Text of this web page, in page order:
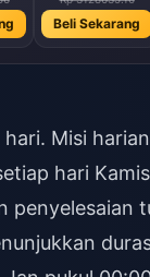
Beli Sekarang
Misi
hari
penyelesaian